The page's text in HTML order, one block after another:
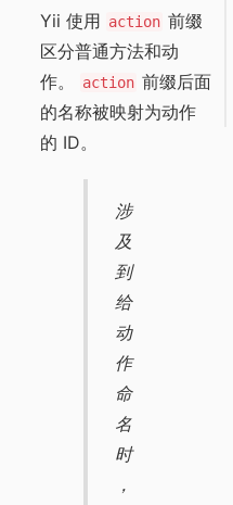
Yii 使用 action 前缀
区分普通方法和动
作。
action 前缀后面
的名称被映射为动作
的 ID。
涉
及
到
给
动
作
命
名
时
，